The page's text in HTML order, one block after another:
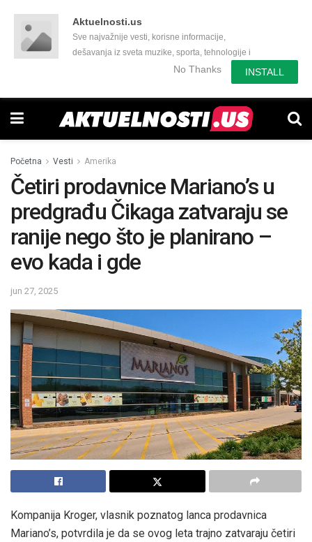
Aktuelnosti.us
Sve najvažnije vesti, korisne informacije,
dešavanja iz sveta muzike, sporta, tehnologije i
još mnogo toga zanimljivog.No Thanks INSTALL
Početna Vesti Amerika
Četiri prodavnice Mariano’s u
predgrađu Čikaga zatvaraju se
ranije nego što je planirano –
evo kada i gde
jun 27, 2025
Kompanija Kroger, vlasnik poznatog lanca prodavnica
Mariano’s, potvrdila je da se ovog leta trajno zatvaraju četiri